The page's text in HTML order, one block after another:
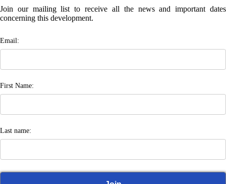
Join our mailing list to receive all the news and important dates
concerning this development.
Email:
First Name:
Last name: